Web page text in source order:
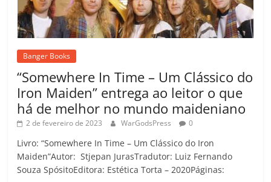
Banger Books
“Somewhere In Time – Um Clássico do
Iron Maiden” entrega ao leitor o que
há de melhor no mundo maideniano
2 de fevereiro de 2023 WarGodsPress 0
Livro: “Somewhere In Time – Um Clássico do Iron
Maiden”Autor: Stjepan JurasTradutor: Luiz Fernando
Souza SpósitoEditora: Estética Torta – 2020Páginas: